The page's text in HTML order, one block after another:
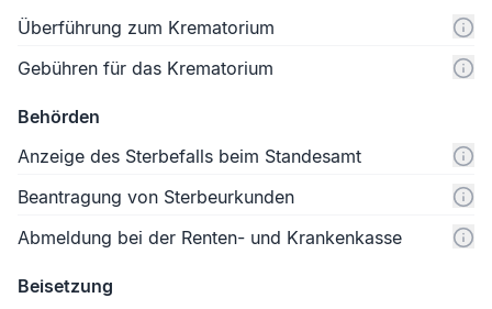
Überführung zum Krematorium
Gebühren für das Krematorium
Behörden
Anzeige des Sterbefalls beim Standesamt
Beantragung von Sterbeurkunden
Abmeldung bei der Renten- und Krankenkasse
Beisetzung